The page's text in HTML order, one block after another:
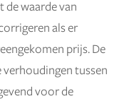
de waarde van
als er
prijs. De
tussen
voor de